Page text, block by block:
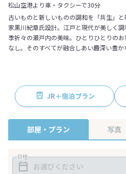
松山空港より車・タクシーで30分
古いものと新しいものの調和を「共生」
家黒川紀章氏設計。江戸と現代が美しく
季折々の瀬戸内の美味。ひとりひとりの
なし。そのすべてが融合しあい趣深い豊か
JR＋宿泊プラン
部屋・プラン 写真
日程